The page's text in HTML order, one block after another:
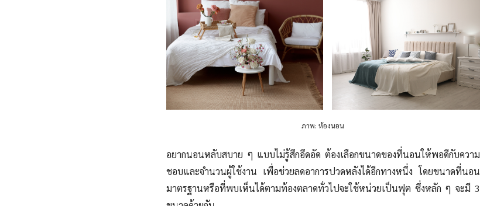
ภาพ: ห้องนอน
อยากนอนหลับสบาย ๆ แบบไม่รู้สึกอึดอัด ต้องเลือกขนาดของที่นอนให้พอดีกับความ
ชอบและจำนวนผู้ใช้งาน เพื่อช่วยลดอาการปวดหลังได้อีกทางหนึ่ง โดยขนาดที่นอน
มาตรฐานหรือที่พบเห็นได้ตามท้องตลาดทั่วไปจะใช้หน่วยเป็นฟุต ซึ่งหลัก ๆ จะมี 3